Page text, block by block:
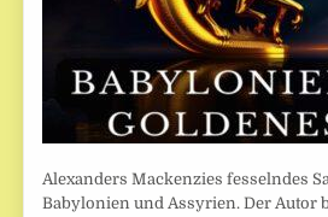
Alexanders Mackenzies fesselndes
Babylonien und Assyrien. Der Autor